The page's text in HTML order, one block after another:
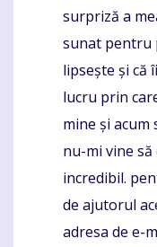
surpriză a
sunat pentru
lipsește și că
lucru prin
mine și
nu-mi vine
incredibil.
de ajutorul
adresa de e-